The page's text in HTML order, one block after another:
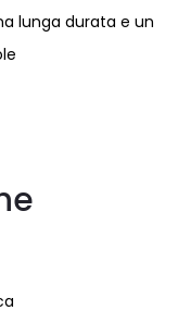
lunga durata e un